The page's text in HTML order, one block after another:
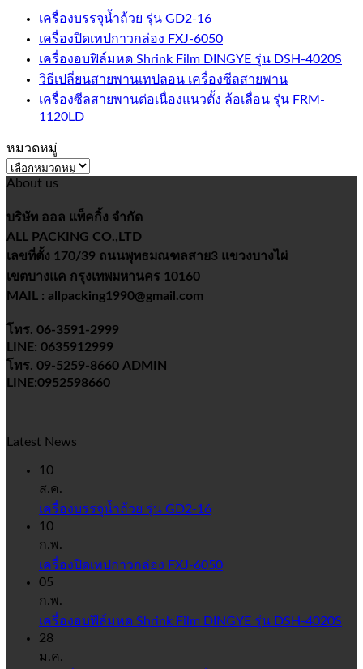
เครื่องบรรจุน้ำถ้วย รุ่น GD2-16
เครื่องปิดเทปกาวกล่อง FXJ-6050
เครื่องอบฟิล์มหด Shrink Film DINGYE รุ่น DSH-4020S
วิธีเปลี่ยนสายพานเทปลอน เครื่องซีลสายพาน
เครื่องซีลสายพานต่อเนื่องแนวตั้ง ล้อเลื่อน รุ่น FRM-
1120LD
หมวดหมู่
หมวด
หมู่
About us
บริษัท ออล แพ็คกิ้ง จำกัด
ALL PACKING CO.,LTD
เลขที่ตั้ง 170/39 ถนนพุทธมณฑลสาย3 แขวงบางไผ่
เขตบางแค กรุงเทพมหานคร 10160
MAIL : allpacking1990@gmail.com
โทร. 06-3591-2999
LINE: 0635912999
โทร. 09-5259-8660 ADMIN
LINE:0952598660
Latest News
10
ส.ค.
เครื่องบรรจุน้ำถ้วย รุ่น GD2-16
10
ก.พ.
เครื่องปิดเทปกาวกล่อง FXJ-6050
05
ก.พ.
เครื่องอบฟิล์มหด Shrink Film DINGYE รุ่น DSH-4020S
28
ม.ค.